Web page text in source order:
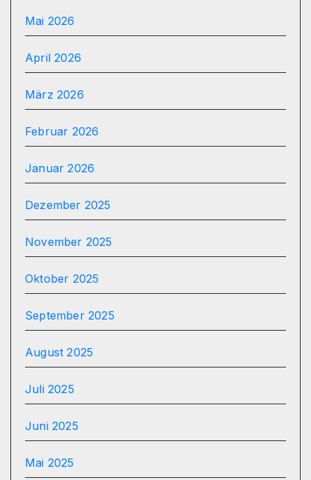
Mai 2026
April 2026
März 2026
Februar 2026
Januar 2026
Dezember 2025
November 2025
Oktober 2025
September 2025
August 2025
Juli 2025
Juni 2025
Mai 2025